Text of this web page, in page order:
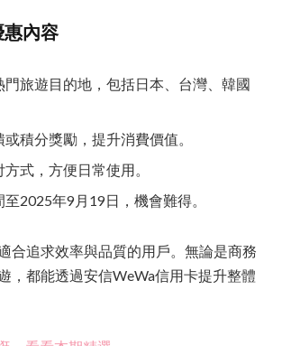
惠內容
門旅遊目的地，包括日本、台灣、韓國
積分獎勵，提升消費價值。
式，方便日常使用。
2025年9月19日，機會難得。
合追求效率與品質的用戶。無論是商務
，都能透過安信WeWa信用卡提升整體